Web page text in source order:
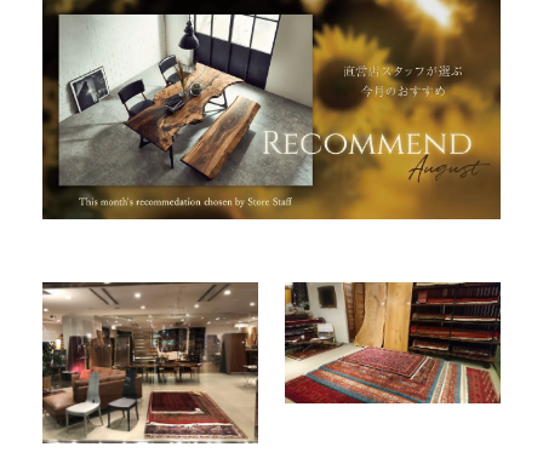
全商品一覧
新入荷情報
INFORMATION
MOKUBA CHANNEL